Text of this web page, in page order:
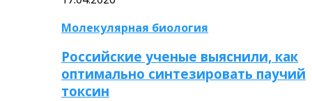
Молекулярная биология
Российские ученые выяснили, как
оптимально синтезировать паучий
токсин